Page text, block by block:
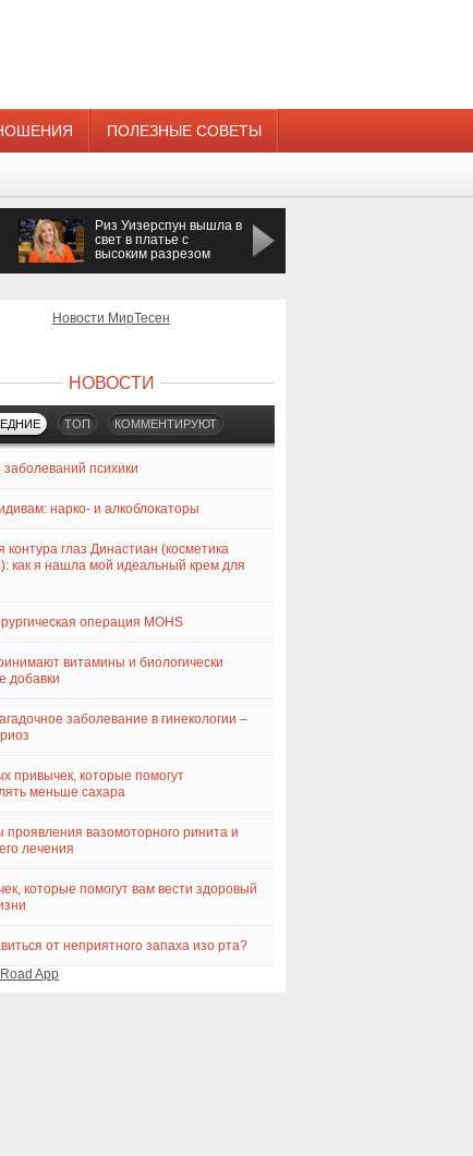
ПОЛЕЗНЫЕ СОВЕТЫ
Риз Уизерспун вышла в
свет в платье с
высоким разрезом
Новости МирТесен
НОВОСТИ
ТОП КОММЕНТИРУЮТ
психики
нарко- и алкоблокаторы
контура глаз Династиан (косметика
как я нашла мой идеальный крем для
операция MOHS
витамины и биологически
добавки
заболевание в гинекологии –
привычек, которые помогут
меньше сахара
проявления вазомоторного ринита и
лечения
которые помогут вам вести здоровый
от неприятного запаха изо рта?
App